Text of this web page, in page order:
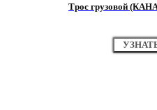
Трос грузовой